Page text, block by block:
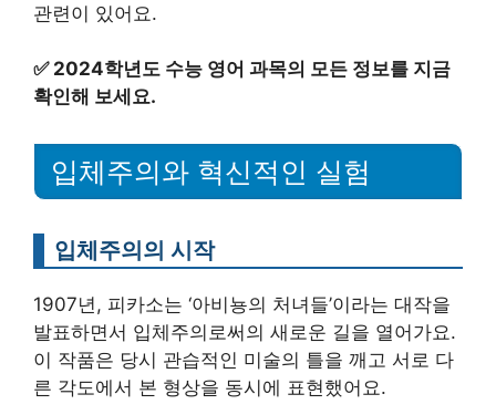
관련이 있어요.
✅ 2024학년도 수능 영어 과목의 모든 정보를 지금
확인해 보세요.
입체주의와 혁신적인 실험
입체주의의 시작
1907년, 피카소는 ‘아비뇽의 처녀들’이라는 대작을
발표하면서 입체주의로써의 새로운 길을 열어가요.
이 작품은 당시 관습적인 미술의 틀을 깨고 서로 다
른 각도에서 본 형상을 동시에 표현했어요.